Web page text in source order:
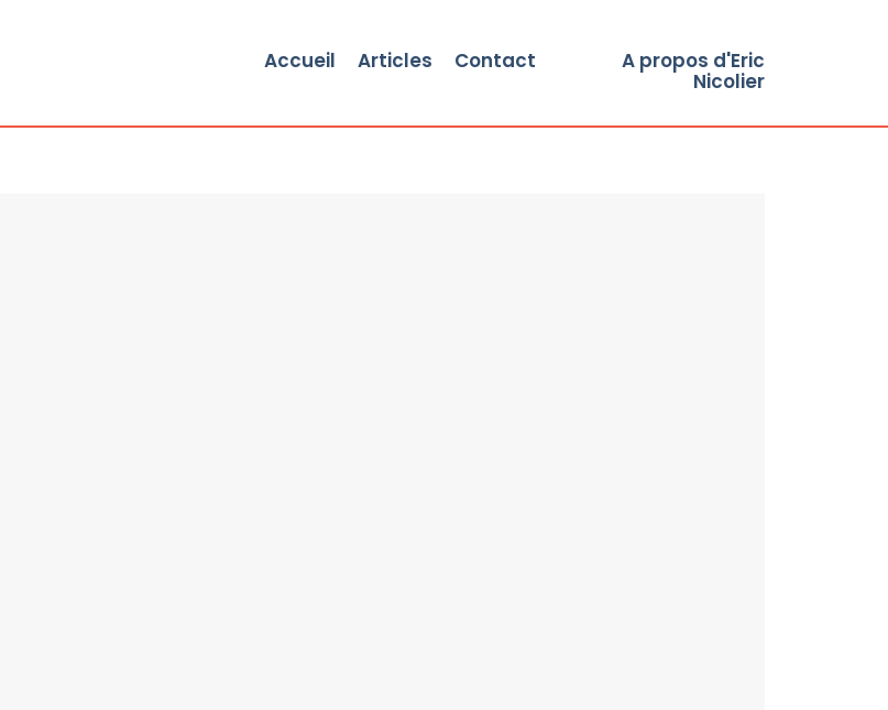
Accueil Articles Contact A propos d'Eric
Nicolier